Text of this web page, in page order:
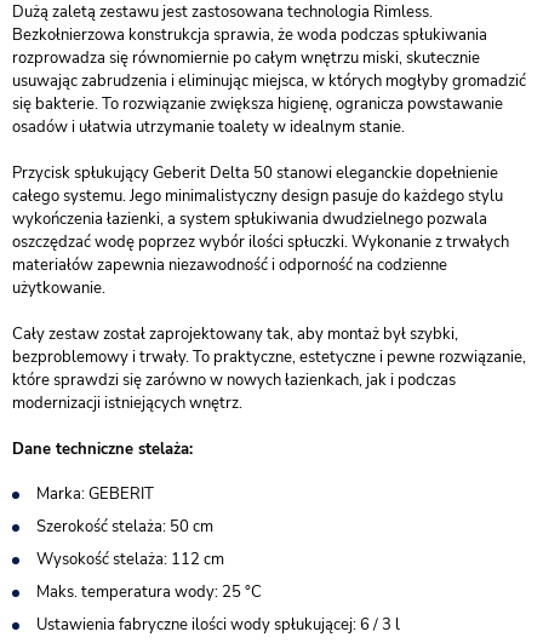
Dużą zaletą zestawu jest zastosowana technologia Rimless.
Bezkołnierzowa konstrukcja sprawia, że woda podczas spłukiwania
rozprowadza się równomiernie po całym wnętrzu miski, skutecznie
usuwając zabrudzenia i eliminując miejsca, w których mogłyby gromadzić
się bakterie. To rozwiązanie zwiększa higienę, ogranicza powstawanie
osadów i ułatwia utrzymanie toalety w idealnym stanie.
Przycisk spłukujący Geberit Delta 50 stanowi eleganckie dopełnienie
całego systemu. Jego minimalistyczny design pasuje do każdego stylu
wykończenia łazienki, a system spłukiwania dwudzielnego pozwala
oszczędzać wodę poprzez wybór ilości spłuczki. Wykonanie z trwałych
materiałów zapewnia niezawodność i odporność na codzienne
użytkowanie.
Cały zestaw został zaprojektowany tak, aby montaż był szybki,
bezproblemowy i trwały. To praktyczne, estetyczne i pewne rozwiązanie,
które sprawdzi się zarówno w nowych łazienkach, jak i podczas
modernizacji istniejących wnętrz.
Dane techniczne stelaża:
Marka: GEBERIT
Szerokość stelaża: 50 cm
Wysokość stelaża: 112 cm
Maks. temperatura wody: 25 °C
Ustawienia fabryczne ilości wody spłukującej: 6 / 3 l